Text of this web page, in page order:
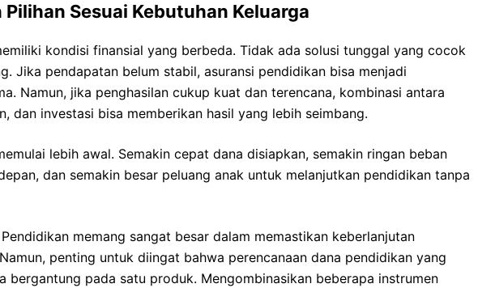
Sesuai Kebutuhan Keluarga
kondisi finansial yang berbeda. Tidak ada solusi tunggal yang cocok
Jika pendapatan belum stabil, asuransi pendidikan bisa menjadi
Namun, jika penghasilan cukup kuat dan terencana, kombinasi antara
dan investasi bisa memberikan hasil yang lebih seimbang.
lebih awal. Semakin cepat dana disiapkan, semakin ringan beban
dan semakin besar peluang anak untuk melanjutkan pendidikan tanpa
memang sangat besar dalam memastikan keberlanjutan
penting untuk diingat bahwa perencanaan dana pendidikan yang
bergantung pada satu produk. Mengombinasikan beberapa instrumen